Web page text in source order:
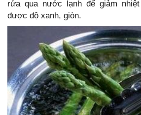
rửa qua nước lạnh để giảm
được độ xanh, giòn.